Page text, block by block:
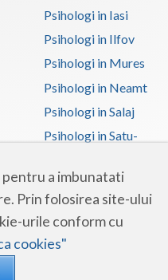
a imbunatati
Prin folosirea site-ului
urile conform cu
cookies"
Psihologi in Iasi
Psihologi in Ilfov
Psihologi in Mures
Psihologi in Neamt
Psihologi in Salaj
Psihologi in Satu-
Psihologi in
Teleorman
Psihologi in Valcea